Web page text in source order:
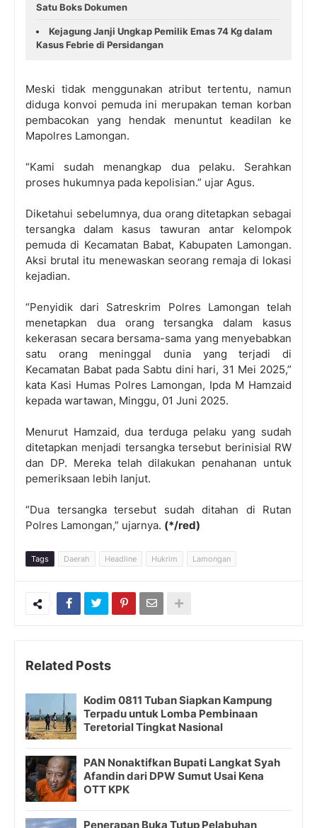
Satu Boks Dokumen
Kejagung Janji Ungkap Pemilik Emas 74 Kg dalam
Kasus Febrie di Persidangan
Meski tidak menggunakan atribut tertentu, namun
diduga konvoi pemuda ini merupakan teman korban
pembacokan yang hendak menuntut keadilan ke
Mapolres Lamongan.
“Kami sudah menangkap dua pelaku. Serahkan
proses hukumnya pada kepolisian.” ujar Agus.
Diketahui sebelumnya, dua orang ditetapkan sebagai
tersangka dalam kasus tawuran antar kelompok
pemuda di Kecamatan Babat, Kabupaten Lamongan.
Aksi brutal itu menewaskan seorang remaja di lokasi
kejadian.
“Penyidik dari Satreskrim Polres Lamongan telah
menetapkan dua orang tersangka dalam kasus
kekerasan secara bersama-sama yang menyebabkan
satu orang meninggal dunia yang terjadi di
Kecamatan Babat pada Sabtu dini hari, 31 Mei 2025,”
kata Kasi Humas Polres Lamongan, Ipda M Hamzaid
kepada wartawan, Minggu, 01 Juni 2025.
Menurut Hamzaid, dua terduga pelaku yang sudah
ditetapkan menjadi tersangka tersebut berinisial RW
dan DP. Mereka telah dilakukan penahanan untuk
pemeriksaan lebih lanjut.
“Dua tersangka tersebut sudah ditahan di Rutan
Polres Lamongan,” ujarnya. (*/red)
Tags Daerah Headline Hukrim Lamongan
Related Posts
Kodim 0811 Tuban Siapkan Kampung
Terpadu untuk Lomba Pembinaan
Teretorial Tingkat Nasional
PAN Nonaktifkan Bupati Langkat Syah
Afandin dari DPW Sumut Usai Kena
OTT KPK
Penerapan Buka Tutup Pelabuhan